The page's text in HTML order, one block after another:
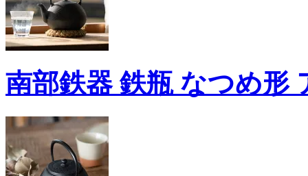
南部鉄器 鉄瓶 なつめ形